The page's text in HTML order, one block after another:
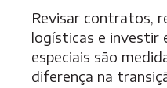
Revisar contratos,
logísticas e investir
especiais são
diferença na